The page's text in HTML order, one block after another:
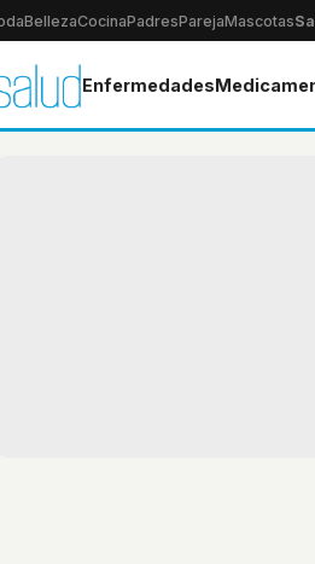
BellezaCocinaPadresParejaMascotas
Enfermedades